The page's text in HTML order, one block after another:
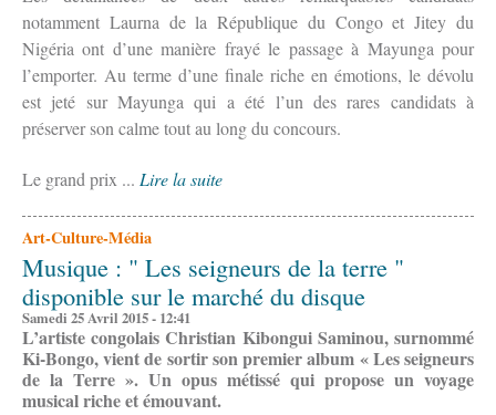
notamment Laurna de la République du Congo et Jitey du
Nigéria ont d’une manière frayé le passage à Mayunga pour
l’emporter. Au terme d’une finale riche en émotions, le dévolu
est jeté sur Mayunga qui a été l’un des rares candidats à
préserver son calme tout au long du concours.
Le grand prix ... Lire la suite
Art-Culture-Média
Musique : " Les seigneurs de la terre "
disponible sur le marché du disque
Samedi 25 Avril 2015 - 12:41
L’artiste congolais Christian Kibongui Saminou, surnommé
Ki-Bongo, vient de sortir son premier album « Les seigneurs
de la Terre ». Un opus métissé qui propose un voyage
musical riche et émouvant.